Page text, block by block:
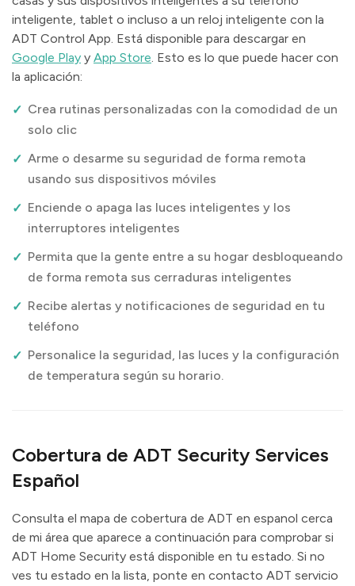
inteligente, tablet o incluso a un reloj inteligente con la
ADT Control App. Está disponible para descargar en
Google Play y App Store. Esto es lo que puede hacer con
la aplicación:
Crea rutinas personalizadas con la comodidad de un
solo clic
Arme o desarme su seguridad de forma remota
usando sus dispositivos móviles
Enciende o apaga las luces inteligentes y los
interruptores inteligentes
Permita que la gente entre a su hogar desbloqueando
de forma remota sus cerraduras inteligentes
Recibe alertas y notificaciones de seguridad en tu
teléfono
Personalice la seguridad, las luces y la configuración
de temperatura según su horario.
Cobertura de ADT Security Services
Español
Consulta el mapa de cobertura de ADT en espanol cerca
de mi área que aparece a continuación para comprobar si
ADT Home Security está disponible en tu estado. Si no
ves tu estado en la lista, ponte en contacto ADT servicio